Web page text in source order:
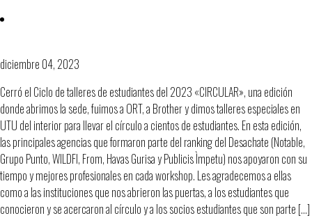
diciembre 04, 2023
Cerró el Ciclo de talleres de estudiantes del 2023 «CIRCULAR», una edición
donde abrimos la sede, fuimos a ORT, a Brother y dimos talleres especiales en
UTU del interior para llevar el círculo a cientos de estudiantes. En esta edición,
las principales agencias que formaron parte del ranking del Desachate (Notable,
Grupo Punto, WILDFI, From, Havas Gurisa y Publicis Ìmpetu) nos apoyaron con su
tiempo y mejores profesionales en cada workshop. Les agradecemos a ellas
como a las instituciones que nos abrieron las puertas, a los estudiantes que
conocieron y se acercaron al círculo y a los socios estudiantes que son parte […]